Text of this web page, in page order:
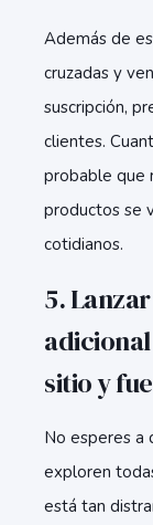
Además de
cruzadas y
suscripción,
clientes.
probable que
productos se
cotidianos.
5.
sitio y
No esperes a
exploren
está tan